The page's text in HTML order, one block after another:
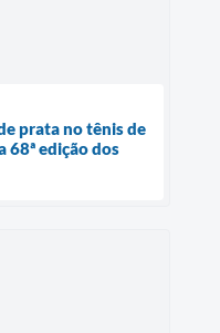
prata no tênis de
68ª edição dos